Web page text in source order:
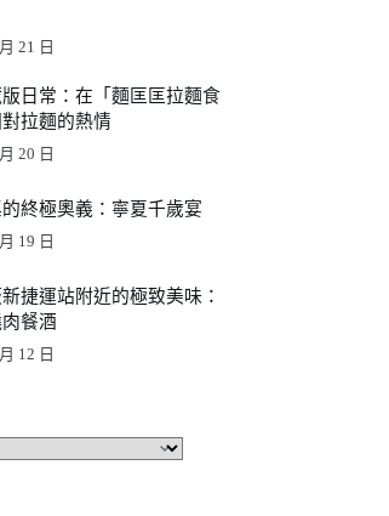
21 日
日常：在「麵匡匡拉麵食
拉麵的熱情
20 日
終極奧義：寧夏千歲宴
19 日
捷運站附近的極致美味：
餐酒
12 日